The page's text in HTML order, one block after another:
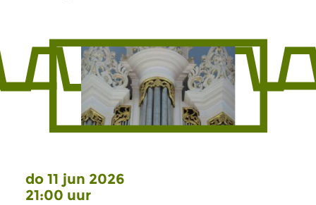
do 11 jun 2026
21:00 uur